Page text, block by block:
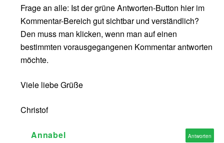
Frage an alle: Ist der grüne Antworten-Button hier im
Kommentar-Bereich gut sichtbar und verständlich?
Den muss man klicken, wenn man auf einen
bestimmten vorausgegangenen Kommentar antworten
möchte.
Viele liebe Grüße
Christof
Annabel Antworten